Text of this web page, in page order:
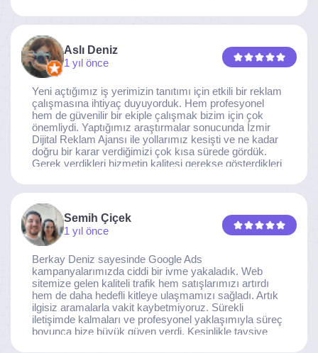
Aslı Deniz
1 yıl önce
Yeni açtığımız iş yerimizin tanıtımı için etkili bir reklam
çalışmasına ihtiyaç duyuyorduk. Hem profesyonel
hem de güvenilir bir ekiple çalışmak bizim için çok
önemliydi. Yaptığımız araştırmalar sonucunda İzmir
Dijital Reklam Ajansı ile yollarımız kesişti ve ne kadar
doğru bir karar verdiğimizi çok kısa sürede gördük.
Gerek verdikleri hizmetin kalitesi gerekse gösterdikleri
noktaya ulaştı. Kaliteden asla taviz vermeyen, her
ekibine gönülden teşekkür ederiz.
Semih Çiçek
1 yıl önce
Berkay Deniz sayesinde Google Ads
kampanyalarımızda ciddi bir ivme yakaladık. Web
sitemize gelen kaliteli trafik hem satışlarımızı artırdı
hem de daha hedefli kitleye ulaşmamızı sağladı. Artık
ilgisiz aramalarla vakit kaybetmiyoruz. Sürekli
iletişimde kalmaları ve profesyonel yaklaşımıyla süreç
boyunca bize büyük güven verdi. Kesinlikle tavsiye